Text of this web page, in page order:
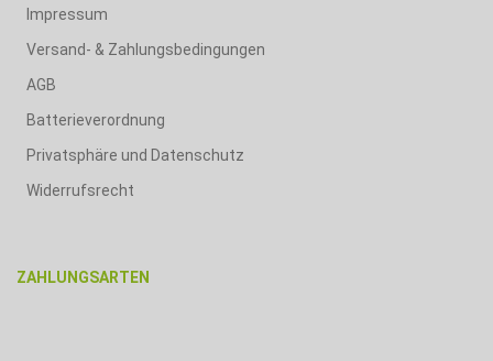
Impressum
Versand- & Zahlungsbedingungen
AGB
Batterieverordnung
Privatsphäre und Datenschutz
Widerrufsrecht
ZAHLUNGSARTEN